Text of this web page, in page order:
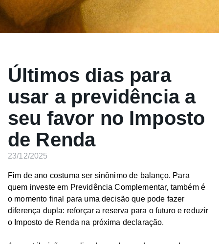
Últimos dias para
usar a previdência a
seu favor no Imposto
de Renda
23/12/2025
Fim de ano costuma ser sinônimo de balanço. Para
quem investe em Previdência Complementar, também é
o momento final para uma decisão que pode fazer
diferença dupla: reforçar a reserva para o futuro e reduzir
o Imposto de Renda na próxima declaração.